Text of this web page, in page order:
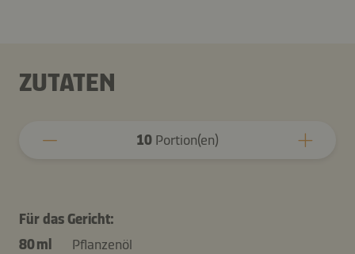
ZUTATEN
10 Portion(en)
Für das Gericht:
80 ml
Pflanzenöl